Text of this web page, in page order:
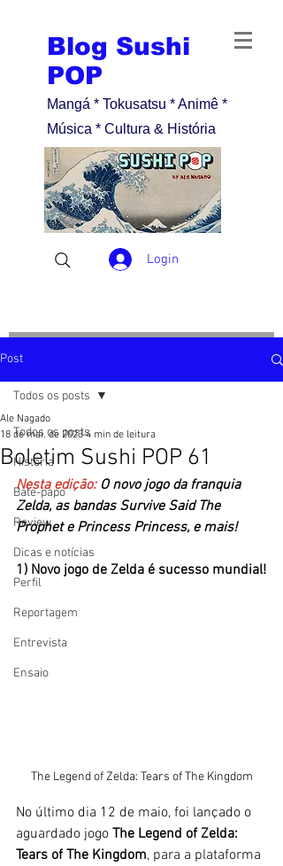
Blog Sushi
POP
Mangá * Tokusatsu * Animê *
Música * Cultura & História
Login
Post
Todos os posts
História
Bate-papo
Review
Dicas e notícias
Perfil
Reportagem
Entrevista
Ensaio
Todos os posts
Boletim Sushi POP 61
Ale Nagado
18 de mai. de 2023 4 min de leitura
Nesta edição: O novo jogo da franquia
Zelda, as bandas Survive Said The
Prophet e Princess Princess, e mais!
1) Novo jogo de Zelda é sucesso mundial!
The Legend of Zelda: Tears of The Kingdom
No último dia 12 de maio, foi lançado o
aguardado jogo The Legend of Zelda:
Tears of The Kingdom, para a plataforma